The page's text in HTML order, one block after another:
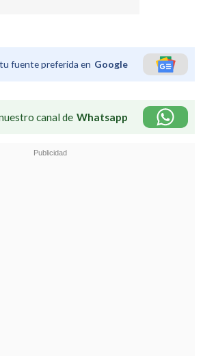
fuente preferida en Google
canal de Whatsapp